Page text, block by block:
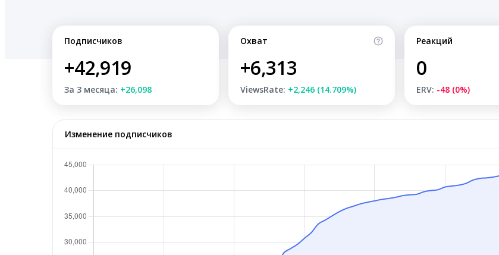
Подписчиков
+42,919
За 3 месяца: +26,098
Охват
+6,313
ViewsRate: +2,246 (14.709%)
Реакций
0
ERV: -48 (0%)
Изменение подписчиков